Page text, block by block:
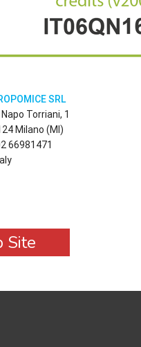
SRL
Torriani, 1
Milano (MI)
66981471
Site